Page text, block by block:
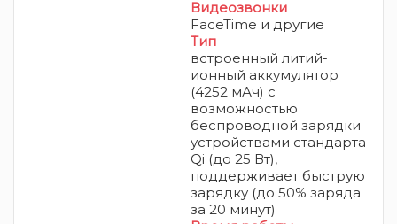
Видеозвонки
FaceTime и другие
Тип
встроенный литий-
ионный аккумулятор
(4252 мАч) с
возможностью
беспроводной зарядки
устройствами стандарта
Qi (до 25 Вт),
поддерживает быструю
зарядку (до 50% заряда
за 20 минут)